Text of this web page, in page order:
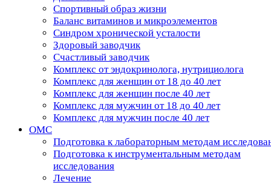
Спортивный образ жизни
Баланс витаминов и микроэлементов
Синдром хронической усталости
Здоровый заводчик
Счастливый заводчик
Комплекс от эндокринолога, нутрициолога
Комплекс для женщин от 18 до 40 лет
Комплекс для женщин после 40 лет
Комплекс для мужчин от 18 до 40 лет
Комплекс для мужчин после 40 лет
ОМС
Подготовка к лабораторным методам
Подготовка к инструментальным методам
исследования
Лечение